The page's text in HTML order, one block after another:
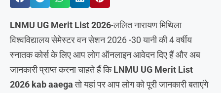
LNMU UG Merit List 2026-ललित नारायण मिथिला
विश्वविद्यालय सेमेस्टर वन सेशन 2026 -30 यानी की 4 वर्षीय
स्नातक कोर्स के लिए आप लोग ऑनलाइन आवेदन दिए हैं और अब
जानकारी प्राप्त करना चाहते हैं किLNMU UG Merit List
2026 kab aaegaतो यहां पर आप लोग को पूरी जानकारी बताएंगे